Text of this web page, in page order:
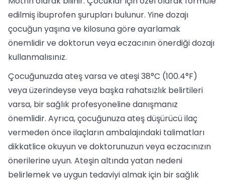
edilmiş ibuprofen şurupları bulunur. Yine dozajı
çocuğun yaşına ve kilosuna göre ayarlamak
önemlidir ve doktorun veya eczacının önerdiği dozajı
kullanmalısınız.
Çocuğunuzda ateş varsa ve ateşi 38°C (100.4°F)
veya üzerindeyse veya başka rahatsızlık belirtileri
varsa, bir sağlık profesyoneline danışmanız
önemlidir. Ayrıca, çocuğunuza ateş düşürücü ilaç
vermeden önce ilaçların ambalajındaki talimatları
dikkatlice okuyun ve doktorunuzun veya eczacınızın
önerilerine uyun. Ateşin altında yatan nedeni
belirlemek ve uygun tedaviyi almak için bir sağlık